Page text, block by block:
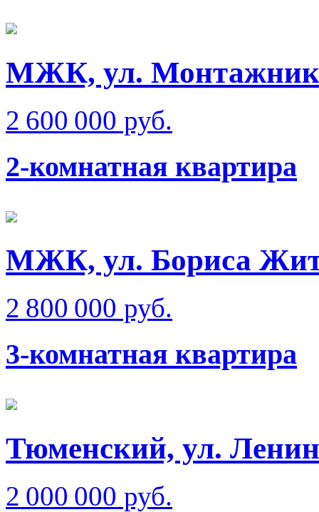
МЖК, ул.
2 600 000 руб.
2-комнатная квартира
МЖК, ул. Бориса
2 800 000 руб.
3-комнатная квартира
Тюменский, ул.
2 000 000 руб.